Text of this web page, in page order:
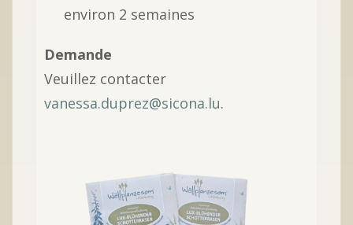
environ 2 semaines
Demande
Veuillez contacter
vanessa.duprez@sicona.lu.